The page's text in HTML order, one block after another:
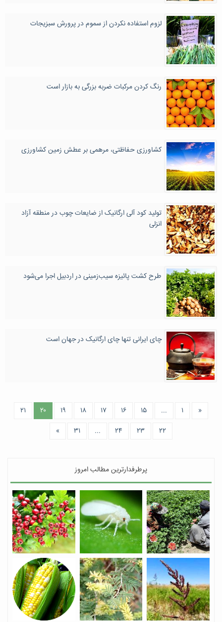
لزوم استفاده نکردن از سموم در پرورش سبزیجات
رنگ کردن مرکبات ضربه بزرگی به بازار است
کشاورزی حفاظتی، مرهمی بر عطش زمین کشاورزی
تولید کود آلی ارگانیک از ضایعات چوب در منطقه آزاد
انزلی
طرح کشت پائیزه سیب‌زمینی در اردبیل اجرا می‌شود
چای ایرانی تنها چای ارگانیک در جهان است
« ۱ ... ۱۵ ۱۶ ۱۷ ۱۸ ۱۹ ۲۰
۲۱
۲۲
۲۳ ۲۴ ... ۳۱ »
پرطرفدارترین مطالب امروز